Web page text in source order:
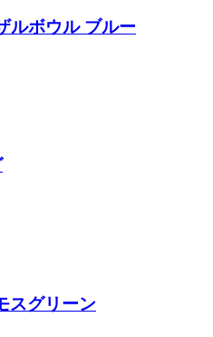
ルボウル ブルー
スグリーン